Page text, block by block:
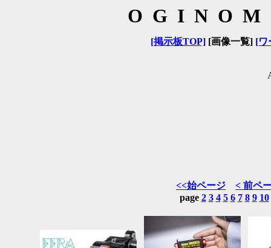
[掲示板TOP][画像一覧] [ワ
<<始ページ
< 前ペ
page 2 3 4 5 6 7 8 9 10